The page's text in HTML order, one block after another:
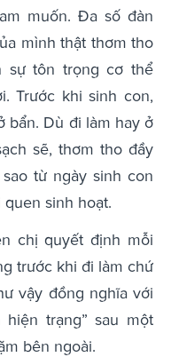
muốn. Đa số đàn
mình thật thơm tho
sự tôn trọng cơ thể
Trước khi sinh con,
bẩn. Dù đi làm hay ở
sẽ, thơm tho đầy
từ ngày sinh con
sinh hoạt.
chị quyết định mỗi
trước khi đi làm chứ
vậy đồng nghĩa với
trạng” sau một
bên ngoài.